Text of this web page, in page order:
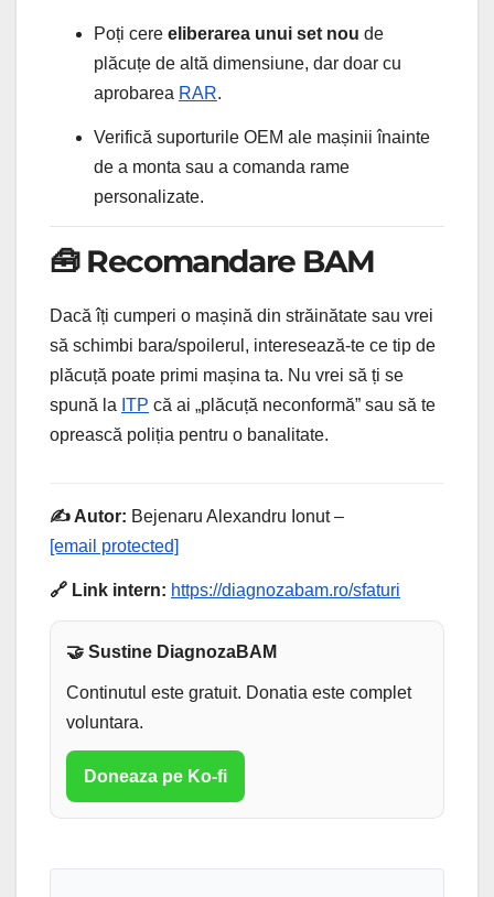
Poți cere eliberarea unui set nou de
plăcuțe de altă dimensiune, dar doar cu
aprobarea RAR.
Verifică suporturile OEM ale mașinii înainte
de a monta sau a comanda rame
personalizate.
🧰 Recomandare BAM
Dacă îți cumperi o mașină din străinătate sau vrei
să schimbi bara/spoilerul, interesează-te ce tip de
plăcuță poate primi mașina ta. Nu vrei să ți se
spună la ITP că ai „plăcuță neconformă” sau să te
oprească poliția pentru o banalitate.
✍️ Autor: Bejenaru Alexandru Ionut –
[email protected]
🔗 Link intern: https://diagnozabam.ro/sfaturi
🤝 Sustine DiagnozaBAM
Continutul este gratuit. Donatia este complet
voluntara.
Doneaza pe Ko-fi